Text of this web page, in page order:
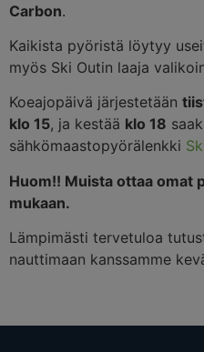
Carbon.
Kaikista pyöristä löytyy
myös Ski Outin laaja
Koeajopäivä järjestetään
klo 15, ja kestää klo 18
sähkömaastopyörälenkki
Huom!! Muista ottaa omat
mukaan.
Lämpimästi tervetuloa
nauttimaan kanssamme